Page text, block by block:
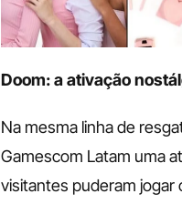
Doom: a ativação
Na mesma linha de
Gamescom Latam uma
visitantes puderam jogar